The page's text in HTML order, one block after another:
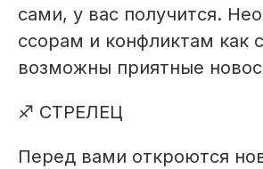
сами, у вас получится.
ссорам и конфликтам как
возможны приятные
♐ СТРЕЛЕЦ
Перед вами откроются